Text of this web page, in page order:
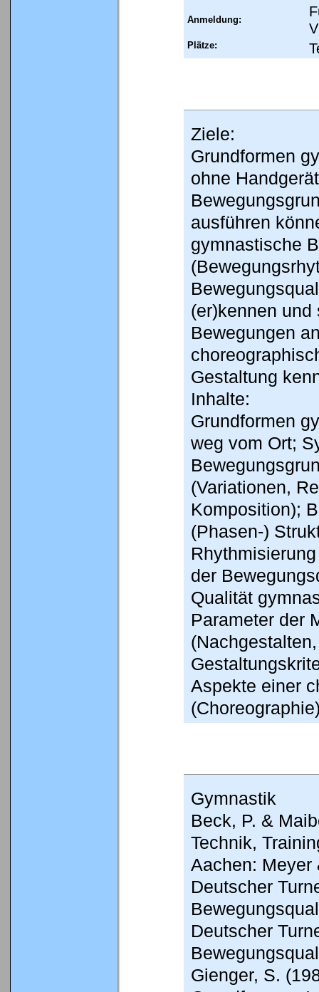
Anmeldung:
Plätze:
Ziele:
Grundformen
ohne
ausführen
gymnastische
(er)kennen
Bewegungen
Gestaltung
Inhalte:
Grundformen
weg vom Ort;
(Variationen,
Komposition);
(Phasen-)
der
Qualität
Parameter der
Aspekte einer
Gymnastik
Beck, P. &
Technik,
Aachen: Meyer
Deutscher
Deutscher
Gienger, S.